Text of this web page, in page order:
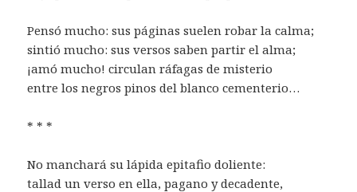
Pensó mucho: sus páginas suelen robar la calma;
sintió mucho: sus versos saben partir el alma;
¡amó mucho! circulan ráfagas de misterio
entre los negros pinos del blanco cementerio…
* * *
No manchará su lápida epitafio doliente:
tallad un verso en ella, pagano y decadente,